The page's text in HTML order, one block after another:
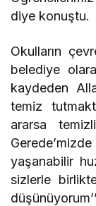
diye konuştu.
Okulların
belediye
kaydeden
temiz
ararsa
yaşanabilir
sizlerle